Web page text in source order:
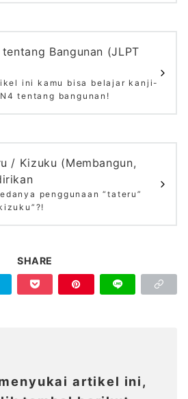
tentang Bangunan (JLPT
ini kamu bisa belajar kanji-
tentang bangunan!
/ Kizuku (Membangun,
penggunaan “tateru”
SHARE
artikel ini,